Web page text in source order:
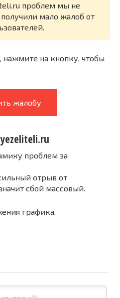
проблем мы не
мало жалоб от
нажмите на кнопку, чтобы
жалобу
проблем за
отрыв от
сбой массовый.
графика.